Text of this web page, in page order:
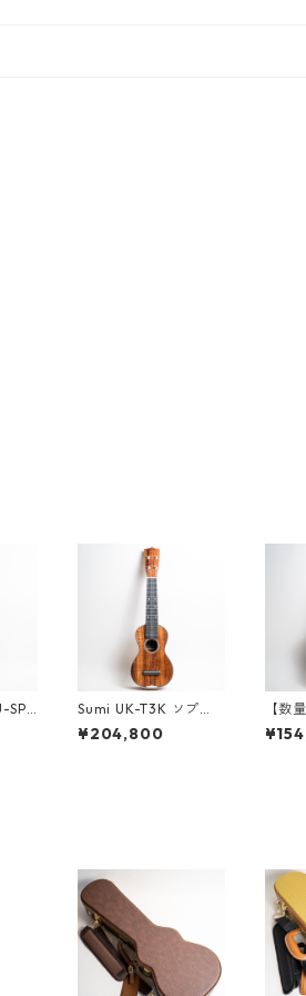
レ
Sumi UK-T3K ソプラ
ノウクレレ #261529
¥204,800
【数
TE
（フ